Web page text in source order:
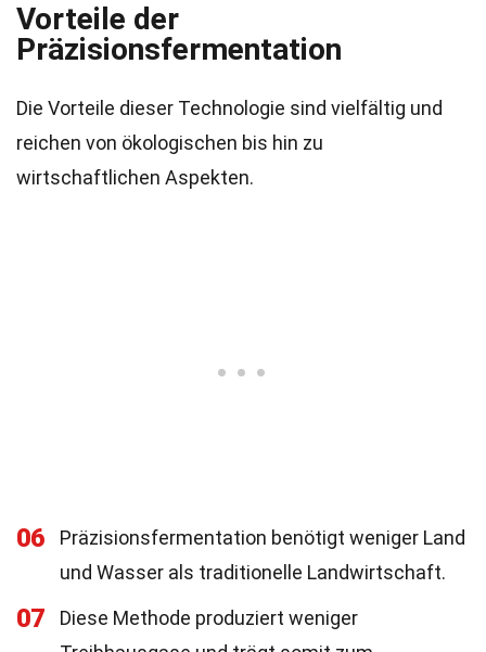
Vorteile der
Präzisionsfermentation
Die Vorteile dieser Technologie sind vielfältig und
reichen von ökologischen bis hin zu
wirtschaftlichen Aspekten.
06
Präzisionsfermentation benötigt weniger Land
und Wasser als traditionelle Landwirtschaft.
07
Diese Methode produziert weniger